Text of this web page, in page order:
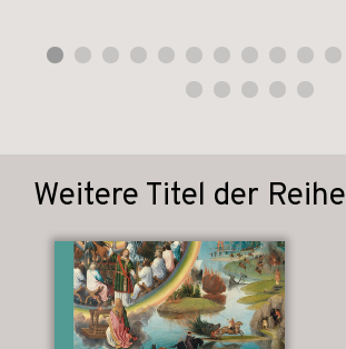
Weitere Titel der Reihe